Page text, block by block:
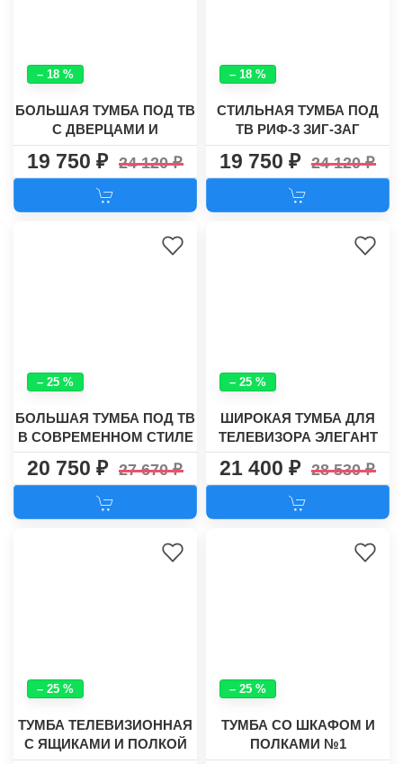
– 18 %
БОЛЬШАЯ ТУМБА ПОД ТВ
С ДВЕРЦАМИ И
ЯЩИКАМИ РИФ-3
19 750 24 120
– 18 %
СТИЛЬНАЯ ТУМБА ПОД
ТВ РИФ-3 ЗИГ-ЗАГ
19 750 24 120
– 25 %
БОЛЬШАЯ ТУМБА ПОД ТВ
В СОВРЕМЕННОМ СТИЛЕ
СКАНДИ №59
20 750 27 670
– 25 %
ШИРОКАЯ ТУМБА ДЛЯ
ТЕЛЕВИЗОРА ЭЛЕГАНТ
ВУД-31
21 400 28 530
– 25 %
ТУМБА ТЕЛЕВИЗИОННАЯ
С ЯЩИКАМИ И ПОЛКОЙ
– 25 %
ТУМБА СО ШКАФОМ И
ПОЛКАМИ №1